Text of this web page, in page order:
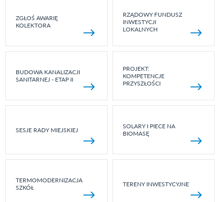
ZGŁOŚ AWARIĘ
KOLEKTORA
RZĄDOWY FUNDUSZ
INWESTYCJI
LOKALNYCH
BUDOWA KANALIZACJI
SANITARNEJ - ETAP II
PROJEKT:
KOMPETENCJE
PRZYSZŁOŚCI
SESJE RADY MIEJSKIEJ
SOLARY I PIECE NA
BIOMASĘ
TERMOMODERNIZACJA
SZKÓŁ
TERENY INWESTYCYJNE